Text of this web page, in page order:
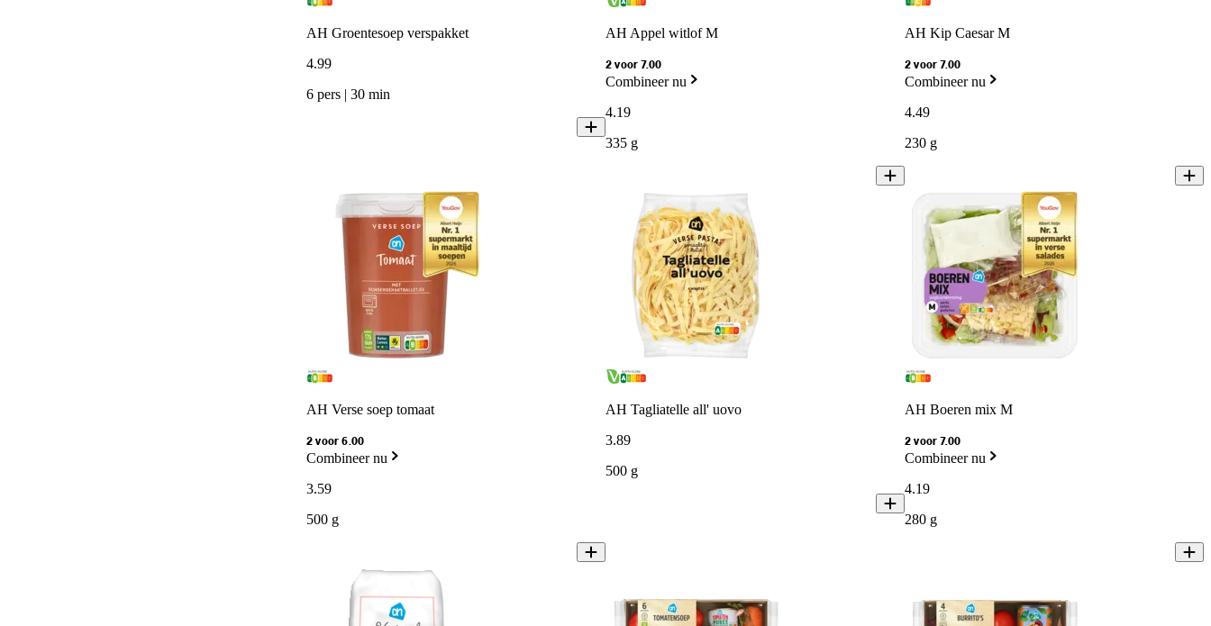
AH Groentesoep verspakket
4.99
6 pers | 30 min
AH Appel witlof M
2 voor 7.00
Combineer nu
4.19
335 g
AH Kip Caesar M
2 voor 7.00
Combineer nu
4.49
230 g
AH Verse soep tomaat
2 voor 6.00
Combineer nu
3.59
500 g
AH Tagliatelle all' uovo
3.89
500 g
AH Boeren mix M
2 voor 7.00
Combineer nu
4.19
280 g